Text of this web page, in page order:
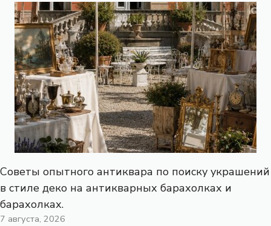
Советы опытного антиквара по поиску украшений
в стиле деко на антикварных барахолках и
барахолках.
7 августа, 2026